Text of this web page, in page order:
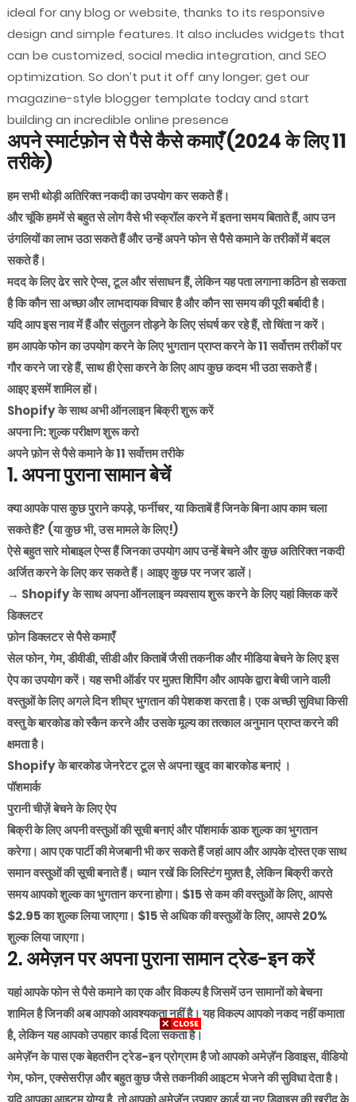
ideal for any blog or website, thanks to its responsive
design and simple features. It also includes widgets that
can be customized, social media integration, and SEO
optimization. So don’t put it off any longer; get our
magazine-style blogger template today and start
building an incredible online presence
अपने स्मार्टफ़ोन से पैसे कैसे कमाएँ (2024 के लिए 11
तरीके)
हम सभी थोड़ी अतिरिक्त नकदी का उपयोग कर सकते हैं।
और चूंकि हममें से बहुत से लोग वैसे भी स्क्रॉल करने में इतना समय बिताते हैं, आप उन
उंगलियों का लाभ उठा सकते हैं और उन्हें अपने फोन से पैसे कमाने के तरीकों में बदल
सकते हैं।
मदद के लिए ढेर सारे ऐप्स, टूल और संसाधन हैं, लेकिन यह पता लगाना कठिन हो सकता
है कि कौन सा अच्छा और लाभदायक विचार है और कौन सा समय की पूरी बर्बादी है।
यदि आप इस नाव में हैं और संतुलन तोड़ने के लिए संघर्ष कर रहे हैं, तो चिंता न करें।
हम आपके फोन का उपयोग करने के लिए भुगतान प्राप्त करने के 11 सर्वोत्तम तरीकों पर
गौर करने जा रहे हैं, साथ ही ऐसा करने के लिए आप कुछ कदम भी उठा सकते हैं।
आइए इसमें शामिल हों।
Shopify के साथ अभी ऑनलाइन बिक्री शुरू करें
अपना नि: शुल्क परीक्षण शुरू करो
अपने फ़ोन से पैसे कमाने के 11 सर्वोत्तम तरीके
1. अपना पुराना सामान बेचें
क्या आपके पास कुछ पुराने कपड़े, फर्नीचर, या किताबें हैं जिनके बिना आप काम चला
सकते हैं? (या कुछ भी, उस मामले के लिए!)
ऐसे बहुत सारे मोबाइल ऐप्स हैं जिनका उपयोग आप उन्हें बेचने और कुछ अतिरिक्त नकदी
अर्जित करने के लिए कर सकते हैं। आइए कुछ पर नजर डालें।
→ Shopify के साथ अपना ऑनलाइन व्यवसाय शुरू करने के लिए यहां क्लिक करें
डिक्लटर
फ़ोन डिक्लटर से पैसे कमाएँ
सेल फोन, गेम, डीवीडी, सीडी और किताबें जैसी तकनीक और मीडिया बेचने के लिए इस
ऐप का उपयोग करें। यह सभी ऑर्डर पर मुफ़्त शिपिंग और आपके द्वारा बेची जाने वाली
वस्तुओं के लिए अगले दिन शीघ्र भुगतान की पेशकश करता है। एक अच्छी सुविधा किसी
वस्तु के बारकोड को स्कैन करने और उसके मूल्य का तत्काल अनुमान प्राप्त करने की
क्षमता है।
Shopify के बारकोड जेनरेटर टूल से अपना खुद का बारकोड बनाएं ।
पॉशमार्क
पुरानी चीज़ें बेचने के लिए ऐप
बिक्री के लिए अपनी वस्तुओं की सूची बनाएं और पॉशमार्क डाक शुल्क का भुगतान
करेगा। आप एक पार्टी की मेजबानी भी कर सकते हैं जहां आप और आपके दोस्त एक साथ
समान वस्तुओं की सूची बनाते हैं। ध्यान रखें कि लिस्टिंग मुफ़्त है, लेकिन बिक्री करते
समय आपको शुल्क का भुगतान करना होगा। $15 से कम की वस्तुओं के लिए, आपसे
$2.95 का शुल्क लिया जाएगा। $15 से अधिक की वस्तुओं के लिए, आपसे 20%
शुल्क लिया जाएगा।
2. अमेज़न पर अपना पुराना सामान ट्रेड-इन करें
यहां आपके फोन से पैसे कमाने का एक और विकल्प है जिसमें उन सामानों को बेचना
शामिल है जिनकी अब आपको आवश्यकता नहीं है। यह विकल्प आपको नकद नहीं कमाता
है, लेकिन यह आपको उपहार कार्ड दिला सकता है।
अमेज़ॅन के पास एक बेहतरीन ट्रेड-इन प्रोग्राम है जो आपको अमेज़ॅन डिवाइस, वीडियो
गेम, फोन, एक्सेसरीज़ और बहुत कुछ जैसे तकनीकी आइटम भेजने की सुविधा देता है।